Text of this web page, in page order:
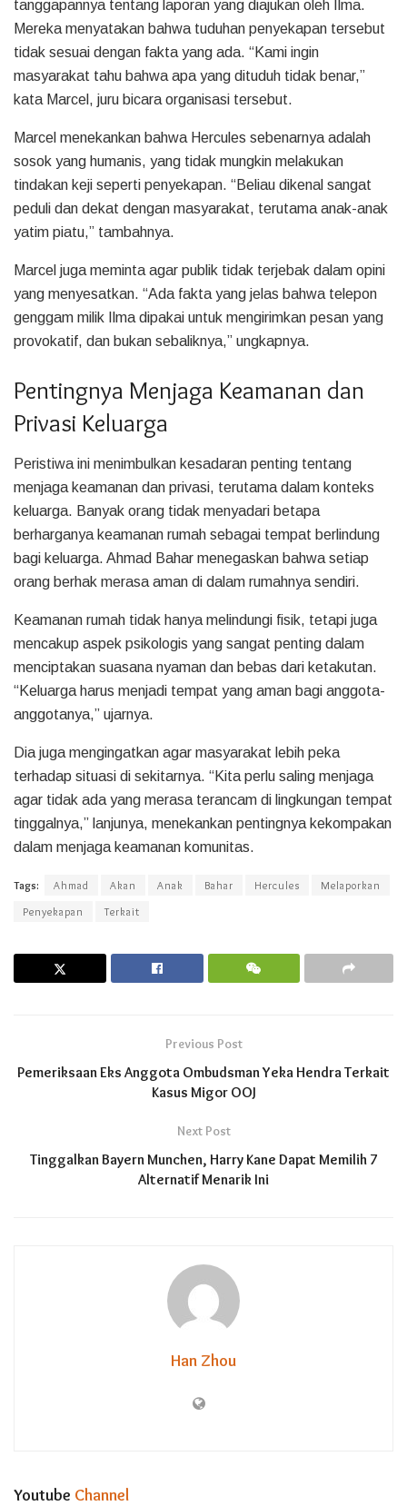
tanggapannya tentang laporan yang diajukan oleh Ilma.
Mereka menyatakan bahwa tuduhan penyekapan tersebut
tidak sesuai dengan fakta yang ada. “Kami ingin
masyarakat tahu bahwa apa yang dituduh tidak benar,”
kata Marcel, juru bicara organisasi tersebut.
Marcel menekankan bahwa Hercules sebenarnya adalah
sosok yang humanis, yang tidak mungkin melakukan
tindakan keji seperti penyekapan. “Beliau dikenal sangat
peduli dan dekat dengan masyarakat, terutama anak-anak
yatim piatu,” tambahnya.
Marcel juga meminta agar publik tidak terjebak dalam opini
yang menyesatkan. “Ada fakta yang jelas bahwa telepon
genggam milik Ilma dipakai untuk mengirimkan pesan yang
provokatif, dan bukan sebaliknya,” ungkapnya.
Pentingnya Menjaga Keamanan dan
Privasi Keluarga
Peristiwa ini menimbulkan kesadaran penting tentang
menjaga keamanan dan privasi, terutama dalam konteks
keluarga. Banyak orang tidak menyadari betapa
berharganya keamanan rumah sebagai tempat berlindung
bagi keluarga. Ahmad Bahar menegaskan bahwa setiap
orang berhak merasa aman di dalam rumahnya sendiri.
Keamanan rumah tidak hanya melindungi fisik, tetapi juga
mencakup aspek psikologis yang sangat penting dalam
menciptakan suasana nyaman dan bebas dari ketakutan.
“Keluarga harus menjadi tempat yang aman bagi anggota-
anggotanya,” ujarnya.
Dia juga mengingatkan agar masyarakat lebih peka
terhadap situasi di sekitarnya. “Kita perlu saling menjaga
agar tidak ada yang merasa terancam di lingkungan tempat
tinggalnya,” lanjunya, menekankan pentingnya kekompakan
dalam menjaga keamanan komunitas.
Tags: Ahmad Akan Anak Bahar Hercules
Melaporkan
Penyekapan
Terkait
Previous Post
Pemeriksaan Eks Anggota Ombudsman Yeka Hendra Terkait
Kasus Migor OOJ
Next Post
Tinggalkan Bayern Munchen, Harry Kane Dapat Memilih 7
Alternatif Menarik Ini
Han Zhou
Youtube Channel